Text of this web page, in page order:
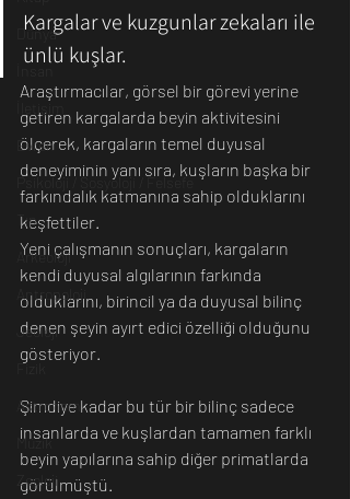
Dünya
Evren
Psikoloji / Sosyoloji / Felsefe
Tıp
Arkeoloji
Antropoloji
Jeoloji
Fizik
Astronomi
Müzik
Zooloji
Kargalar ve kuzgunlar zekaları ile
ünlü kuşlar.
Araştırmacılar, görsel bir görevi yerine
getiren kargalarda beyin aktivitesini
ölçerek, kargaların temel duyusal
deneyiminin yanı sıra, kuşların başka bir
farkındalık katmanına sahip olduklarını
keşfettiler.
Yeni çalışmanın sonuçları, kargaların
kendi duyusal algılarının farkında
olduklarını, birincil ya da duyusal bilinç
denen şeyin ayırt edici özelliği olduğunu
gösteriyor.
Şimdiye kadar bu tür bir bilinç sadece
insanlarda ve kuşlardan tamamen farklı
beyin yapılarına sahip diğer primatlarda
görülmüştü.